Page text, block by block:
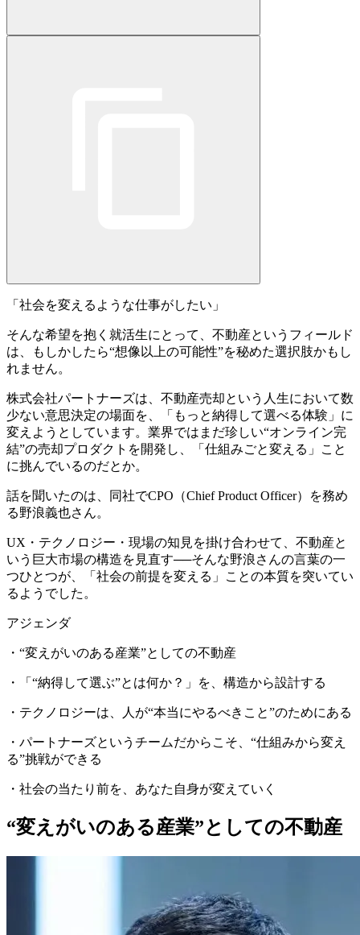
「社会を変えるような仕事がしたい」
そんな希望を抱く就活生にとって、不動産というフィールド
は、もしかしたら“想像以上の可能性”を秘めた選択肢かもし
れません。
株式会社パートナーズは、不動産売却という人生において数
少ない意思決定の場面を、「もっと納得して選べる体験」に
変えようとしています。業界ではまだ珍しい“オンライン完
結”の売却プロダクトを開発し、「仕組みごと変える」こと
に挑んでいるのだとか。
話を聞いたのは、
同社でCPO（Chief Product Officer）を務め
る野浪義也さん。
UX・テクノロジー・現場の知見を掛け合わせて、不動産と
いう巨大市場の構造を見直す──そんな野浪さんの言葉の一
つひとつが、「社会の前提を変える」ことの本質を突いてい
るようでした。
アジェンダ
・“変えがいのある産業”としての不動産
・「“納得して選ぶ”とは何か？」を、構造から設計する
・テクノロジーは、人が“本当にやるべきこと”のためにある
・パートナーズというチームだからこそ、“仕組みから変え
る”挑戦ができる
・社会の当たり前を、あなた自身が変えていく
“変えがいのある産業”としての不動産